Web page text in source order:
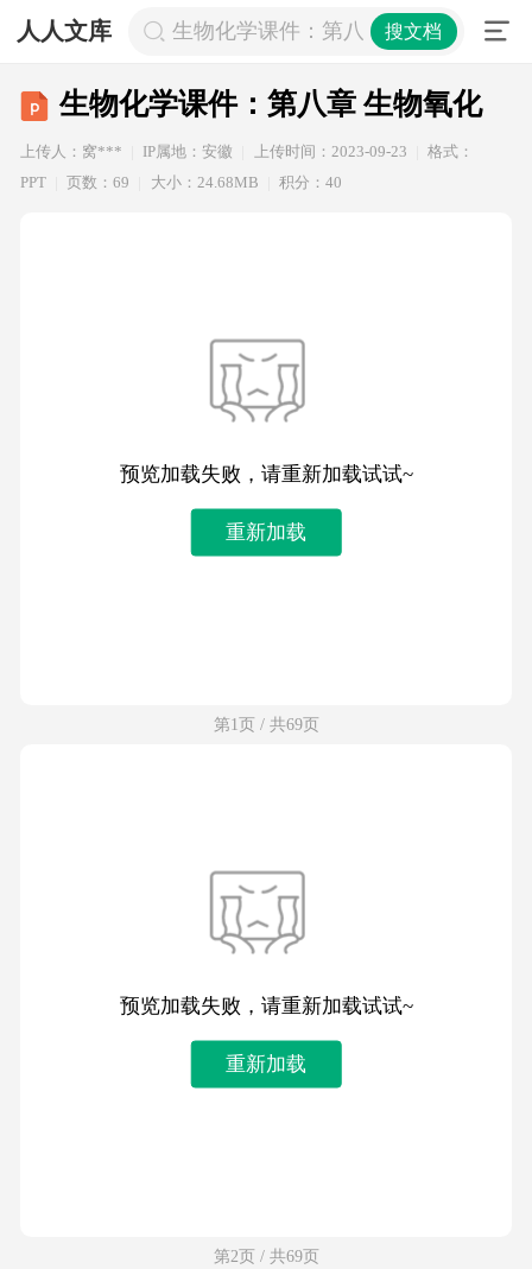
人人文库 生物化学课件：第八章 生物氧化
搜文档
生物化学课件：第八章 生物氧化
上传人：窝*** IP属地：安徽 上传时间：2023-09-23
格式：
PPT
页数：69 大小：24.68MB 积分：40
预览加载失败，请重新加载试试~
重新加载
第1页 / 共69页
预览加载失败，请重新加载试试~
重新加载
第2页 / 共69页